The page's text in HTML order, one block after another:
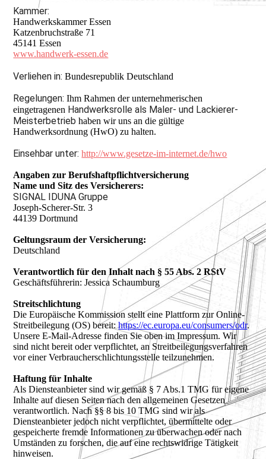
Kammer:
Handwerkskammer Essen
Katzenbruchstraße 71
45141 Essen
www.handwerk-essen.de
Verliehen in: Bundesrepublik Deutschland
Regelungen:Ihm Rahmen der unternehmerischen
eingetragenen Handwerksrolle als Maler- und Lackierer-
Meisterbetrieb haben wir uns an die gültige
Handwerksordnung (HwO) zu halten.
Einsehbar unter: http://www.gesetze-im-internet.de/hwo
Angaben zur Berufshaftpflichtversicherung
Name und Sitz des Versicherers:
SIGNAL IDUNA Gruppe
Joseph-Scherer-Str. 3
44139 Dortmund
Geltungsraum der Versicherung:
Deutschland
Verantwortlich für den Inhalt nach § 55 Abs. 2 RStV
Geschäftsführerin: Jessica Schaumburg
Streitschlichtung
Die Europäische Kommission stellt eine Plattform zur Online-
Streitbeilegung (OS) bereit:https://ec.europa.eu/consumers/odr.
Unsere E-Mail-Adresse finden Sie oben im Impressum. Wir
sind nicht bereit oder verpflichtet, an Streitbeilegungsverfahren
vor einer Verbraucherschlichtungsstelle teilzunehmen.
Haftung für Inhalte
Als Diensteanbieter sind wir gemäß § 7 Abs.1 TMG für eigene
Inhalte auf diesen Seiten nach den allgemeinen Gesetzen
verantwortlich. Nach §§ 8 bis 10 TMG sind wir als
Diensteanbieter jedoch nicht verpflichtet, übermittelte oder
gespeicherte fremde Informationen zu überwachen oder nach
Umständen zu forschen, die auf eine rechtswidrige Tätigkeit
hinweisen.